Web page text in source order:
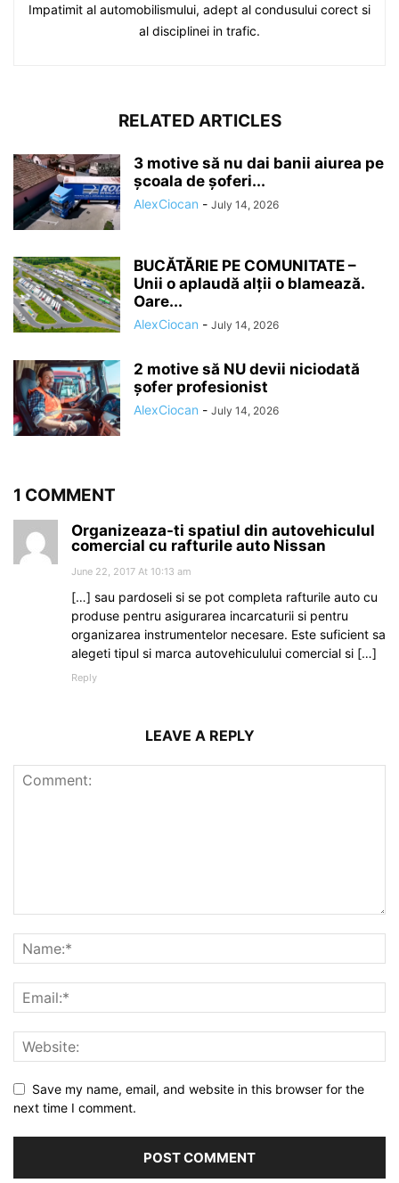
Impatimit al automobilismului, adept al condusului corect si
al disciplinei in trafic.
RELATED ARTICLES
3 motive să nu dai banii aiurea pe
școala de șoferi...
AlexCiocan - July 14, 2026
BUCĂTĂRIE PE COMUNITATE –
Unii o aplaudă alții o blamează.
Oare...
AlexCiocan - July 14, 2026
2 motive să NU devii niciodată
șofer profesionist
AlexCiocan - July 14, 2026
1 COMMENT
Organizeaza-ti spatiul din autovehiculul
comercial cu rafturile auto Nissan
June 22, 2017 At 10:13 am
[…] sau pardoseli si se pot completa rafturile auto cu
produse pentru asigurarea incarcaturii si pentru
organizarea instrumentelor necesare. Este suficient sa
alegeti tipul si marca autovehiculului comercial si […]
Reply
LEAVE A REPLY
Save my name, email, and website in this browser for the
next time I comment.